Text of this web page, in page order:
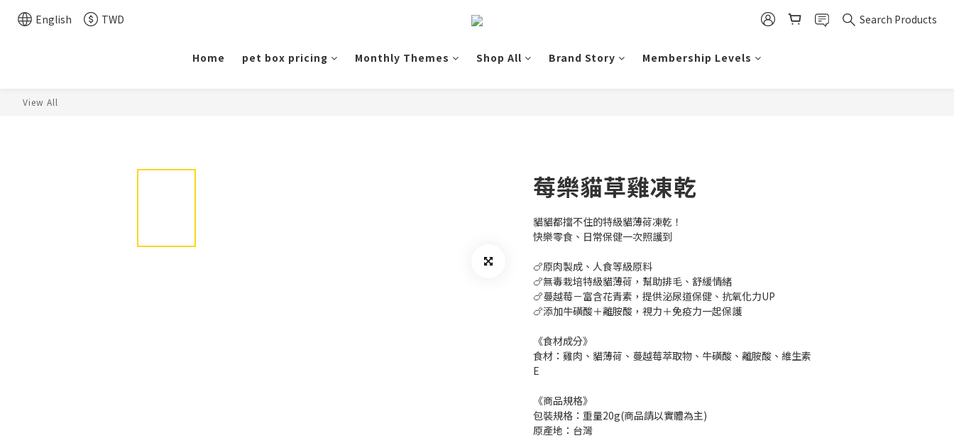
English TWD Search Products
Home pet box pricing Monthly Themes Shop All Brand Story Membership Levels
View All
莓樂貓草雞凍乾
貓貓都擋不住的特級貓薄荷凍乾！
快樂零食、日常保健一次照護到
🍗原肉製成、人食等級原料
🍗無毒栽培特級貓薄荷，幫助排毛、舒緩情緒
🍗蔓越莓－富含花青素，提供泌尿道保健、抗氧化力UP
🍗添加牛磺酸＋離胺酸，視力＋免疫力一起保護
《食材成分》
食材：雞肉、貓薄荷、蔓越莓萃取物、牛磺酸、離胺酸、維生素
E
《商品規格》
包裝規格：重量20g(商品請以實體為主)
原產地：台灣